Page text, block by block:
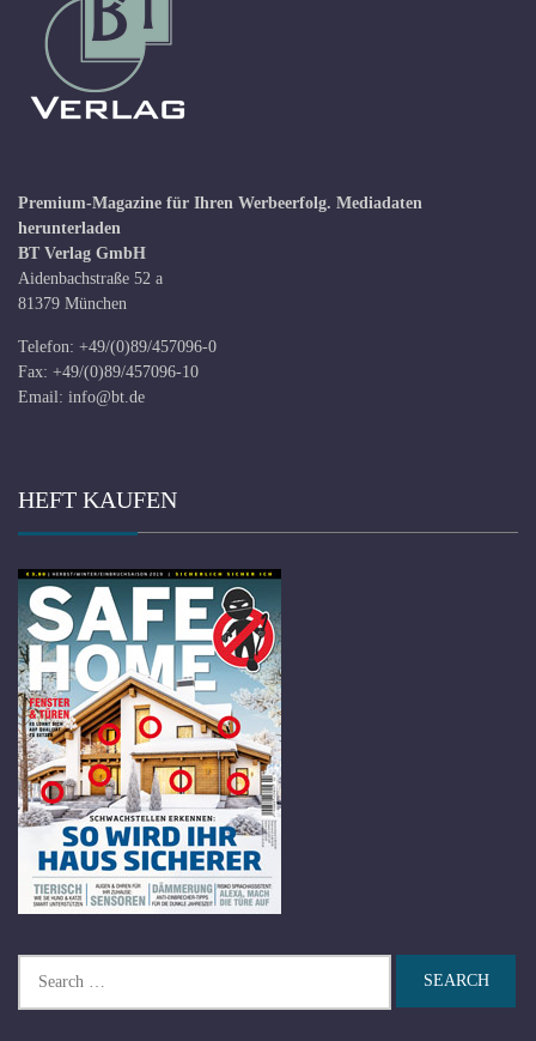
Premium-Magazine für Ihren Werbeerfolg. Mediadaten
herunterladen
BT Verlag GmbH
Aidenbachstraße 52 a
81379 München
Telefon: +49/(0)89/457096-0
Fax: +49/(0)89/457096-10
Email: info@bt.de
HEFT KAUFEN
for: